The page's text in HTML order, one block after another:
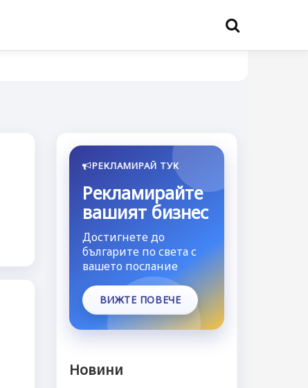
РЕКЛАМИРАЙ ТУК
Рекламирайте
вашият бизнес
Достигнете до
българите по света с
вашето послание
ВИЖТЕ ПОВЕЧЕ
Новини